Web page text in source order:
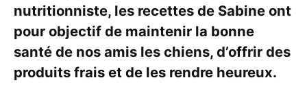
nutritionniste, les recettes de Sabine ont
pour objectif de maintenir la bonne
santé de nos amis les chiens, d’offrir des
produits frais et de les rendre heureux.